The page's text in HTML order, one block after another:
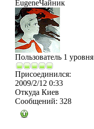
EugeneЧайник
Пользователь 1 уровня
Присоединился:
2009/2/12 0:33
Откуда Киев
Сообщений: 328